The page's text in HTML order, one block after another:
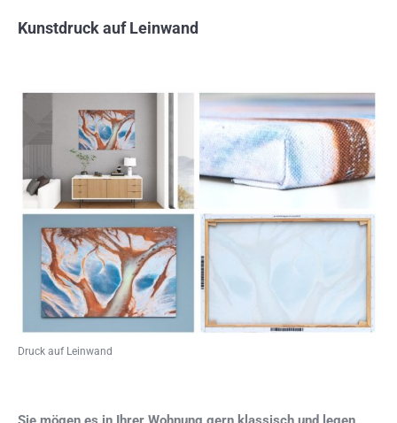
Kunstdruck auf Leinwand
Druck auf Leinwand